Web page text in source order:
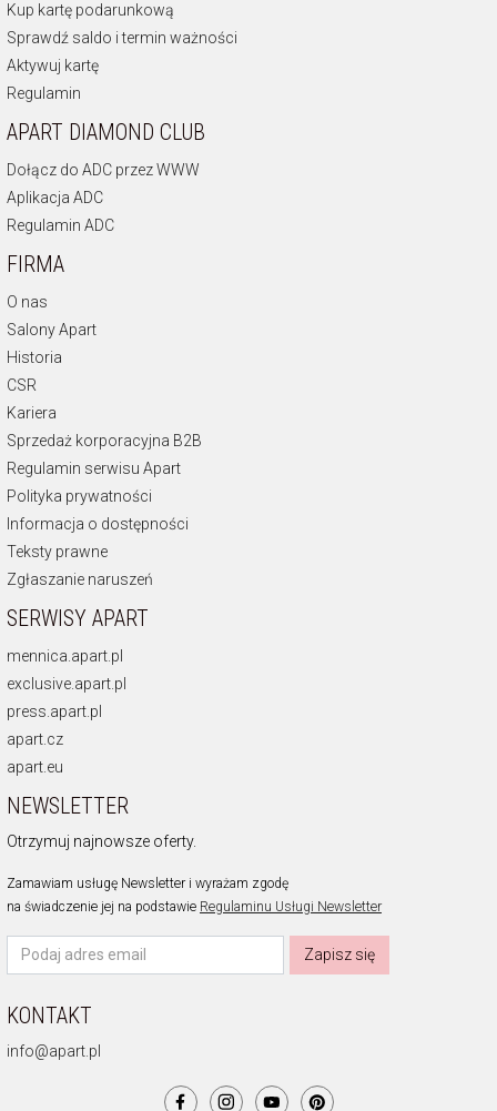
Kup kartę podarunkową
Sprawdź saldo i termin ważności
Aktywuj kartę
Regulamin
APART DIAMOND CLUB
Dołącz do ADC przez WWW
Aplikacja ADC
Regulamin ADC
FIRMA
O nas
Salony Apart
Historia
CSR
Kariera
Sprzedaż korporacyjna B2B
Regulamin serwisu Apart
Polityka prywatności
Informacja o dostępności
Teksty prawne
Zgłaszanie naruszeń
SERWISY APART
mennica.apart.pl
exclusive.apart.pl
press.apart.pl
apart.cz
apart.eu
NEWSLETTER
Otrzymuj najnowsze oferty.
Zamawiam usługę Newsletter i wyrażam zgodę
na świadczenie jej na podstawie Regulaminu Usługi Newsletter
Zapisz się
KONTAKT
info@apart.pl